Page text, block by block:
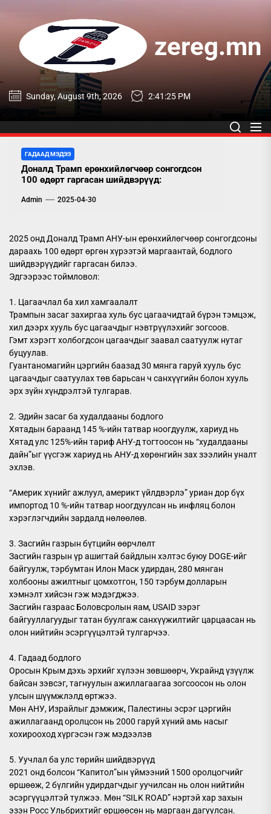
content
zereg.mn
zereg.mn
Sunday, August 9th, 2026 2:41:26 PM
ГАДААД МЭДЭЭ
Доналд Трамп ерөнхийлөгчөөр сонгогдсон
100 өдөрт гаргасан шийдвэрүүд:
Admin 2025-04-30
2025 онд Доналд Трамп АНУ-ын ерөнхийлөгчөөр сонгогдсоны
дараахь 100 өдөрт өргөн хүрээтэй маргаантай, бодлого
шийдвэрүүдийг гаргасан билээ.
Эдгээрээс тоймловол:
1. Цагаачлал ба хил хамгаалалт
Трампын засаг захиргаа хуль бус цагаачидтай бүрэн тэмцэж,
хил дээрх хууль бус цагаачдыг нэвтрүүлэхийг зогсоов.
Гэмт хэрэгт холбогдсон цагаачдыг заавал саатуулж нутаг
буцуулав.
Гуантаномагийн цэргийн баазад 30 мянга гаруй хууль бус
цагаачдыг саатуулах төв барьсан ч санхүүгийн болон хууль
эрх зүйн хүндрэлтэй тулгарав.
2. Эдийн засаг ба худалдааны бодлого
Хятадын бараанд 145 %-ийн татвар ноогдуулж, хариуд нь
Хятад улс 125%-ийн тариф АНУ-д тогтоосон нь “худалдааны
дайн”ыг үүсгэж хариуд нь АНУ-д хөрөнгийн зах зээлийн уналт
эхлэв.
“Америк хүнийг ажлуул, америкт үйлдвэрлэ” уриан дор бүх
импортод 10 %-ийн татвар ноогдуулсан нь инфляц болон
хэрэглэгчдийн зардалд нөлөөлөв.
3. Засгийн газрын бүтцийн өөрчлөлт
Засгийн газрын үр ашигтай байдлын хэлтэс буюу DOGE-ийг
байгуулж, тэрбумтан Илон Маск удирдан, 280 мянган
холбооны ажилтныг цомхотгон, 150 тэрбум долларын
хэмнэлт хийсэн гэж мэдэгджээ.
Засгийн газраас Боловсролын яам, USAID зэрэг
байгууллагуудыг татан буулгаж санхүүжилтийг царцаасан нь
олон нийтийн эсэргүүцэлтэй тулгарчээ.
4. Гадаад бодлого
Оросын Крым дэхь эрхийг хүлээн зөвшөөрч, Украйнд үзүүлж
байсан зэвсэг, тагнуулын ажиллагаагаа зогсоосон нь олон
улсын шүүмжлэлд өртжээ.
Мөн АНУ, Израйлыг дэмжиж, Палестины эсрэг цэргийн
ажиллагаанд оролцсон нь 2000 гаруй хүний амь насыг
хохирооход хүргэсэн гэж мэдээлэв
5. Уучлал ба улс төрийн шийдвэрүүд
2021 онд болсон “Капитол”ын үймээний 1500 оролцогчийг
өршөөж, 2 бүлгийн удирдагчдыг уучилсан нь олон нийтийн
эсэргүүцэлтэй тулжээ. Мөн “SILK ROAD” нэртэй хар захын
эзэн Росс Ульбрихтийг өршөөсөн нь маргаан дагуулсан.